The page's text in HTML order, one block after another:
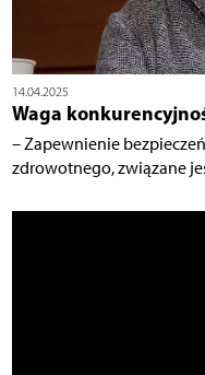
14.04.2025
Waga
– Zapewnienie
zdrowotnego, związane